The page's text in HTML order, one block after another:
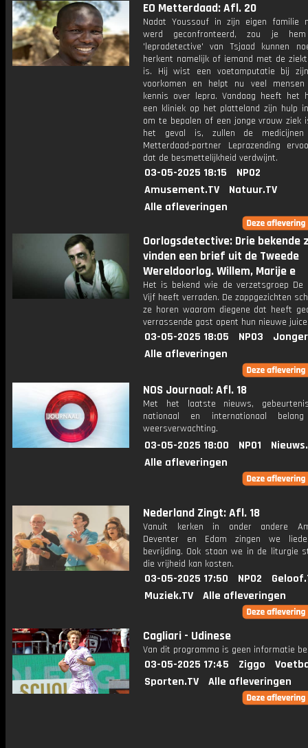
EO Metterdaad: Afl. 20
Nadat Youssouf in zijn eigen familie
werd geconfronteerd, zou je
'lepradetective' van Tsjaad kunnen
herkent namelijk of iemand met de
is. Hij wist een voetamputatie bij
voorkomen en helpt nu veel
kennis over lepra. Vandaag heeft het
een kliniek op het platteland zijn hulp
om te bepalen of een jonge vrouw ziek
het geval is, zullen de
Metterdaad-partner Leprazending
dat de besmettelijkheid verdwijnt.
03-05-2025 18:15
NPO2
Amusement.TV
Natuur.TV
Alle afleveringen
Oorlogsdetective: Drie bekende
vinden een brief uit de Tweede
Wereldoorlog. Willem, Marije e
Het is bekend wie de verzetsgroep De
Vijf heeft verraden. De zappgezichten
ze horen waarom diegene dat heeft
verrassende gast opent hun nieuwe
03-05-2025 18:05 NPO3
Alle afleveringen
NOS Journaal: Afl. 18
Met het laatste nieuws,
nationaal en internationaal
weersverwachting.
03-05-2025 18:00 NPO1
Alle afleveringen
Nederland Zingt: Afl. 18
Vanuit kerken in onder andere
Deventer en Edam zingen we
bevrijding. Ook staan we in de liturgie
die vrijheid kan kosten.
03-05-2025 17:50 NPO2
Muziek.TV
Alle afleveringen
Cagliari - Udinese
Van dit programma is geen informatie
03-05-2025 17:45 Ziggo
Sporten.TV
Alle afleveringen